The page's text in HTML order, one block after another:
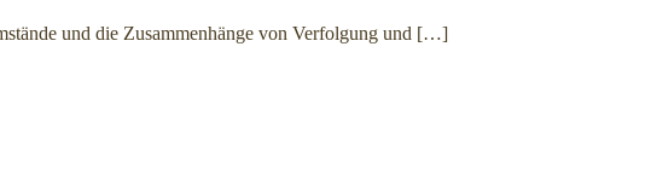
und die Zusammenhänge von Verfolgung und […]